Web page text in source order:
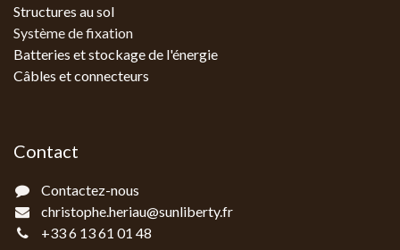
Structures au sol
Système de fixation
Batteries et stockage de l'énergie
Câbles et connecteurs
Contact
Contactez-nous
christophe.heriau@sunliberty.fr
+33 6 13 61 01 48‬